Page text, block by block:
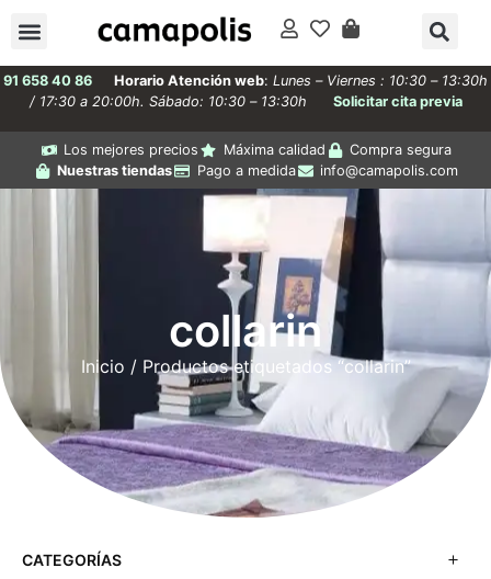
91 658 40 86 Horario Atención web: Lunes – Viernes : 10:30 – 13:30h
/ 17:30 a 20:00h. Sábado: 10:30 – 13:30h
Solicitar cita previa
Los mejores precios Máxima calidad
Compra segura
Nuestras tiendas
Pago a medida info@camapolis.com
collarin
Inicio / Productos etiquetados “collarin”
CATEGORÍAS